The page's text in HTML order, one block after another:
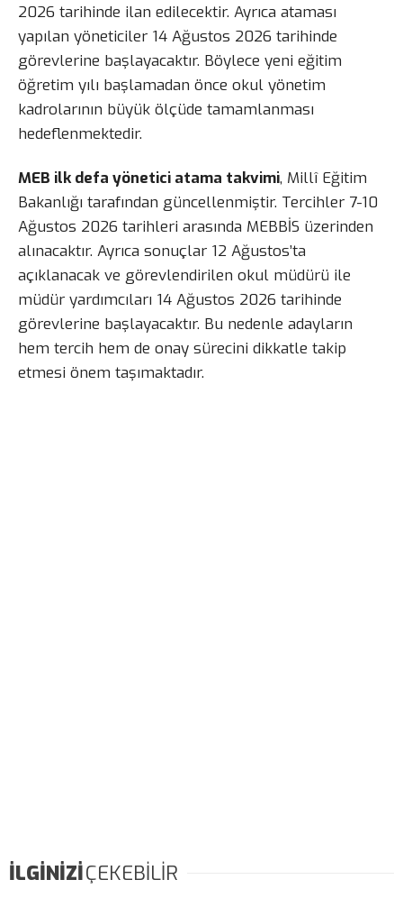
2026 tarihinde ilan edilecektir. Ayrıca ataması
yapılan yöneticiler 14 Ağustos 2026 tarihinde
görevlerine başlayacaktır. Böylece yeni eğitim
öğretim yılı başlamadan önce okul yönetim
kadrolarının büyük ölçüde tamamlanması
hedeflenmektedir.
MEB ilk defa yönetici atama takvimi, Millî Eğitim
Bakanlığı tarafından güncellenmiştir. Tercihler 7-10
Ağustos 2026 tarihleri arasında MEBBİS üzerinden
alınacaktır. Ayrıca sonuçlar 12 Ağustos’ta
açıklanacak ve görevlendirilen okul müdürü ile
müdür yardımcıları 14 Ağustos 2026 tarihinde
görevlerine başlayacaktır. Bu nedenle adayların
hem tercih hem de onay sürecini dikkatle takip
etmesi önem taşımaktadır.
İLGİNİZİÇEKEBİLİR